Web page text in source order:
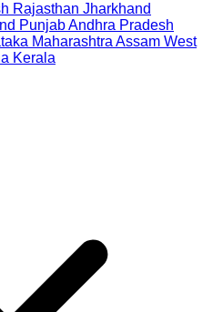
Rajasthan Jharkhand
PunjabAndhra Pradesh
Maharashtra Assam West
Kerala